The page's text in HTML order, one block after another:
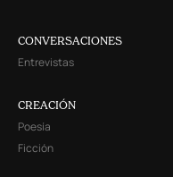
CONVERSACIONES
Entrevistas
CREACIÓN
Poesía
Ficción